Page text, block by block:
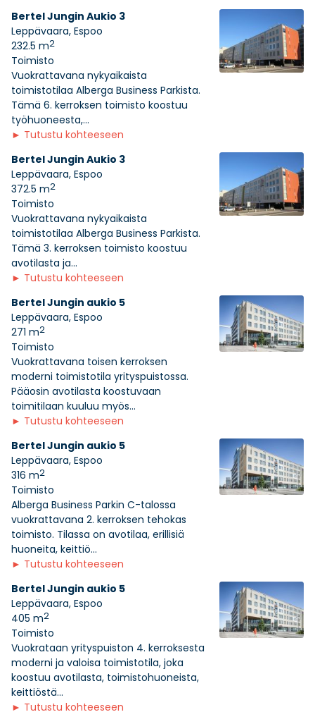
Bertel Jungin Aukio 3
Leppävaara, Espoo
232.5 m2
Toimisto
Vuokrattavana nykyaikaista
toimistotilaa Alberga Business Parkista.
Tämä 6. kerroksen toimisto koostuu
työhuoneesta,...
► Tutustu kohteeseen
Bertel Jungin Aukio 3
Leppävaara, Espoo
372.5 m2
Toimisto
Vuokrattavana nykyaikaista
toimistotilaa Alberga Business Parkista.
Tämä 3. kerroksen toimisto koostuu
avotilasta ja...
► Tutustu kohteeseen
Bertel Jungin aukio 5
Leppävaara, Espoo
271 m2
Toimisto
Vuokrattavana toisen kerroksen
moderni toimistotila yrityspuistossa.
Pääosin avotilasta koostuvaan
toimitilaan kuuluu myös...
► Tutustu kohteeseen
Bertel Jungin aukio 5
Leppävaara, Espoo
316 m2
Toimisto
Alberga Business Parkin C-talossa
vuokrattavana 2. kerroksen tehokas
toimisto. Tilassa on avotilaa, erillisiä
huoneita, keittiö...
► Tutustu kohteeseen
Bertel Jungin aukio 5
Leppävaara, Espoo
405 m2
Toimisto
Vuokrataan yrityspuiston 4. kerroksesta
moderni ja valoisa toimistotila, joka
koostuu avotilasta, toimistohuoneista,
keittiöstä...
► Tutustu kohteeseen